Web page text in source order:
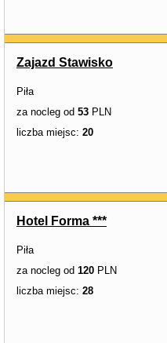
Zajazd Stawisko
Piła
za nocleg od 53 PLN
liczba miejsc: 20
Hotel Forma ***
Piła
za nocleg od 120 PLN
liczba miejsc: 28